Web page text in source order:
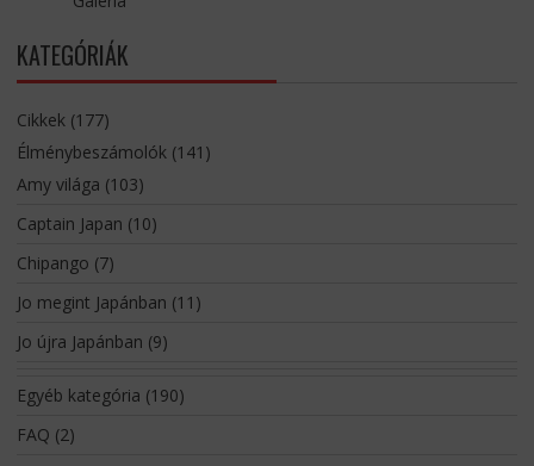
KATEGÓRIÁK
Cikkek(177)
Élménybeszámolók(141)
Amy világa (103)
Captain Japan (10)
Chipango (7)
Jo megint Japánban (11)
Jo újra Japánban (9)
Egyéb kategória (190)
FAQ (2)